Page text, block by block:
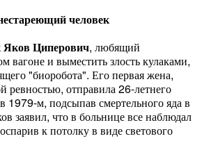
человек
Циперович, любящий
вагоне и выместить злость кулаками,
"биоробота". Его первая жена,
ревностью, отправила 26-летнего
м, подсыпав смертельного яда в
заявил, что в больнице все наблюдал
к потолку в виде светового